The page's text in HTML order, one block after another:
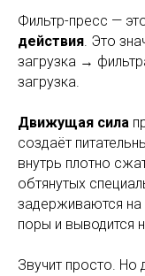
Фильтр-пресс —
действия. Это
загрузка →
загрузка.
Движущая сила
создаёт
внутрь плотно
обтянутых
задерживаются на
поры и выводится
Звучит просто. Но